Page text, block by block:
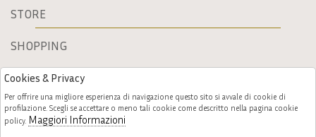
STORE
SHOPPING
Cookies & Privacy
Per offrire una migliore esperienza di navigazione questo sito si avvale di cookie di
profilazione. Scegli se accettare o meno tali cookie come descritto nella pagina cookie
policy. Maggiori Informazioni